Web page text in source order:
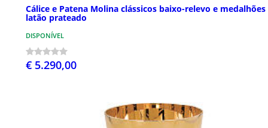
Cálice e Patena Molina clássicos baixo-relevo e medalhões
latão prateado
DISPONÍVEL
€ 5.290,00